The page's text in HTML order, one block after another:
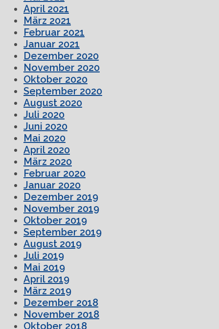
April 2021
März 2021
Februar 2021
Januar 2021
Dezember 2020
November 2020
Oktober 2020
September 2020
August 2020
Juli 2020
Juni 2020
Mai 2020
April 2020
März 2020
Februar 2020
Januar 2020
Dezember 2019
November 2019
Oktober 2019
September 2019
August 2019
Juli 2019
Mai 2019
April 2019
März 2019
Dezember 2018
November 2018
Oktober 2018